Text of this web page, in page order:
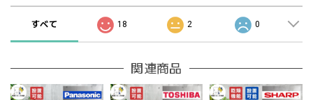
すべて 18 2 0
関連商品